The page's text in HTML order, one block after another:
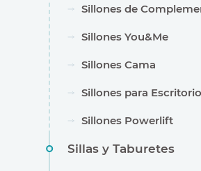
Sillones de
Sillones You&Me
Sillones Cama
Sillones para Escritorio
Sillones Powerlift
Sillas y Taburetes